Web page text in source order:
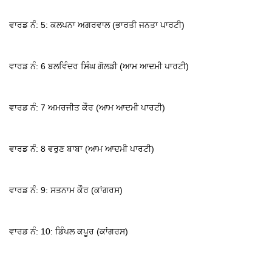
ਵਾਰਡ ਨੰ: 5: ਕਲਪਨਾ ਅਗਰਵਾਲ (ਭਾਰਤੀ ਜਨਤਾ ਪਾਰਟੀ)
ਵਾਰਡ ਨੰ: 6 ਬਲਵਿੰਦਰ ਸਿੰਘ ਗੋਲਡੀ (ਆਮ ਆਦਮੀ ਪਾਰਟੀ)
ਵਾਰਡ ਨੰ: 7 ਅਮਰਜੀਤ ਕੌਰ (ਆਮ ਆਦਮੀ ਪਾਰਟੀ)
ਵਾਰਡ ਨੰ: 8 ਵਰੁਣ ਬਾਬਾ (ਆਮ ਆਦਮੀ ਪਾਰਟੀ)
ਵਾਰਡ ਨੰ: 9: ਸਤਨਾਮ ਕੌਰ (ਕਾਂਗਰਸ)
ਵਾਰਡ ਨੰ: 10: ਡਿੰਪਲ ਕਪੂਰ (ਕਾਂਗਰਸ)